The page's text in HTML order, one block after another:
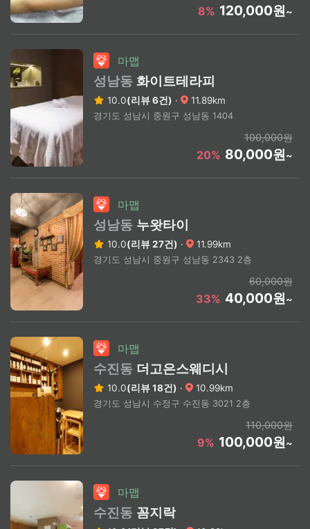
8% 120,000원~
마맵
성남동 화이트테라피
10.0(리뷰 6건) · 11.89km
경기도 성남시 중원구 성남동 1404
100,000원
20% 80,000원~
마맵
성남동 누왓타이
10.0(리뷰 27건) · 11.99km
경기도 성남시 중원구 성남동 2343 2층
60,000원
33% 40,000원~
마맵
수진동 더고은스웨디시
10.0(리뷰 18건) · 10.99km
경기도 성남시 수정구 수진동 3021 2층
110,000원
9% 100,000원~
마맵
수진동 꼼지락